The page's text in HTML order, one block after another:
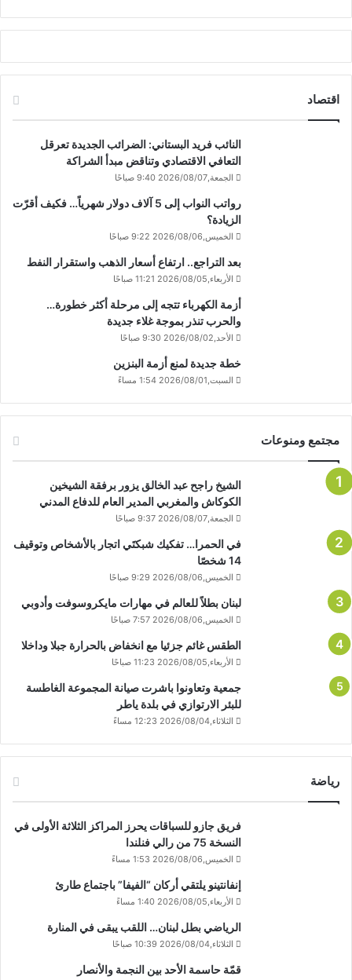
اقتصاد
النائب فريد البستاني: الضرائب الجديدة تعرقل
التعافي الاقتصادي وتناقض مبدأ الشراكة
الجمعة,2026/08/07 9:40 صباحًا
رواتب النواب إلى 5 آلاف دولار شهرياً… فكيف أقرّت
الزيادة؟
الخميس,2026/08/06 9:22 صباحًا
بعد التراجع.. ارتفاع أسعار الذهب واستقرار النفط
الأربعاء,2026/08/05 11:21 صباحًا
أزمة الكهرباء تتجه إلى مرحلة أكثر خطورة…
والحرب تنذر بموجة غلاء جديدة
الأحد,2026/08/02 9:30 صباحًا
خطة جديدة لمنع أزمة البنزين
السبت,2026/08/01 1:54 مساءً
مجتمع ومنوعات
الشيخ راجح عبد الخالق يزور برفقة الشيخين
الكوكاش والمغربي المدير العام للدفاع المدني
الجمعة,2026/08/07 9:37 صباحًا
في الحمرا… تفكيك شبكتَي اتجار بالأشخاص وتوقيف
14 شخصًا
الخميس,2026/08/06 9:29 صباحًا
لبنان بطلاً للعالم في مهارات مايكروسوفت وأدوبي
الخميس,2026/08/06 7:57 صباحًا
الطقس غائم جزئيا مع انخفاض بالحرارة جبلا وداخلا
الأربعاء,2026/08/05 11:23 صباحًا
جمعية وتعاونوا باشرت صيانة المجموعة الغاطسة
للبئر الارتوازي في بلدة ياطر
الثلاثاء,2026/08/04 12:23 مساءً
رياضة
فريق جازو للسباقات يحرز المراكز الثلاثة الأولى في
النسخة 75 من رالي فنلندا
الخميس,2026/08/06 1:53 مساءً
إنفانتينو يلتقي أركان “الفيفا” باجتماع طارئ
الأربعاء,2026/08/05 1:40 مساءً
الرياضي بطل لبنان… اللقب يبقى في المنارة
الثلاثاء,2026/08/04 10:39 صباحًا
قمّة حاسمة الأحد بين النجمة والأنصار